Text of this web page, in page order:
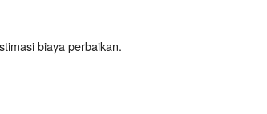
biaya perbaikan.